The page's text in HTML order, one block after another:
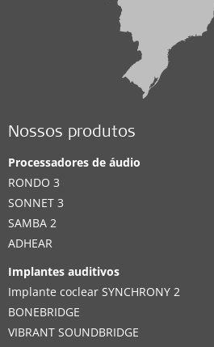
Nossos produtos
Processadores de áudio
RONDO 3
SONNET 3
SAMBA 2
ADHEAR
Implantes auditivos
Implante coclear SYNCHRONY 2
BONEBRIDGE
VIBRANT SOUNDBRIDGE